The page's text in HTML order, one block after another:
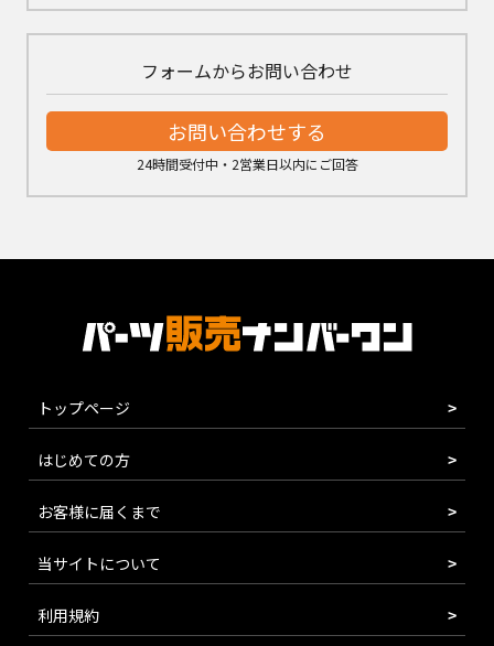
フォームからお問い合わせ
お問い合わせする
24時間受付中・2営業日以内にご回答
トップページ
はじめての方
お客様に届くまで
当サイトについて
利用規約